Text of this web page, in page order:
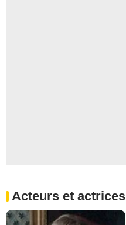
Acteurs et actrices